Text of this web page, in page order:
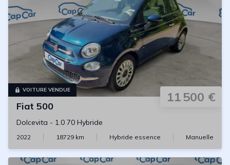
VOITURE VENDUE 11 500 €
Fiat 500
Dolcevita - 1.0 70 Hybride
2022 18729 km Hybride essence Manuelle